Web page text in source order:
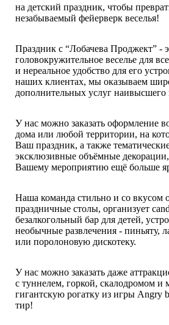
на детский праздник, чтобы
незабываемый фейерверк веселья!
Праздник с “Лобачева Проджект” -
головокружительное веселье для
и нереальное удобство для его
наших клиентах, мы оказываем
дополнительных услуг наивысшего
У нас можно заказать оформление
дома или любой территории, на
Ваш праздник, а также
эксклюзивные объёмные
Вашему мероприятию ещё больше
Наша команда стильно и со вкусом
праздничные столы, организует
безалкогольный бар для детей,
необычные развлечения - пиньяту,
или поролоновую дискотеку.
У нас можно заказать даже
с туннелем, горкой, скалодромом и
гигантскую рогатку из игры Angry
тир!